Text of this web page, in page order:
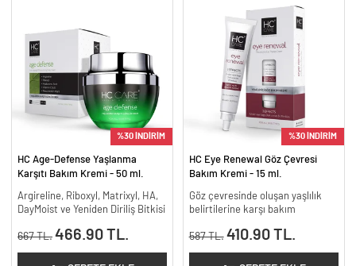
%30 İNDİRİM
HC Age-Defense Yaşlanma
Karşıtı Bakım Kremi - 50 ml.
Argireline, Riboxyl, Matrixyl, HA,
DayMoist ve Yeniden Diriliş Bitkisi
667 TL. 466.90 TL.
%30 İNDİRİM
HC Eye Renewal Göz Çevresi
Bakım Kremi - 15 ml.
Göz çevresinde oluşan yaşlılık
belirtilerine karşı bakım
587 TL. 410.90 TL.